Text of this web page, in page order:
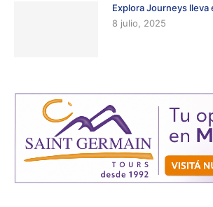
Explora Journeys lleva
8 julio, 2025